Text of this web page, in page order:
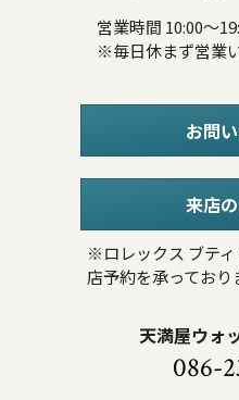
営業時間 10:00～
※毎日休まず営業
お問
来店
※ロレックス ブテ
店予約を承っており
天満屋ウォ
086-